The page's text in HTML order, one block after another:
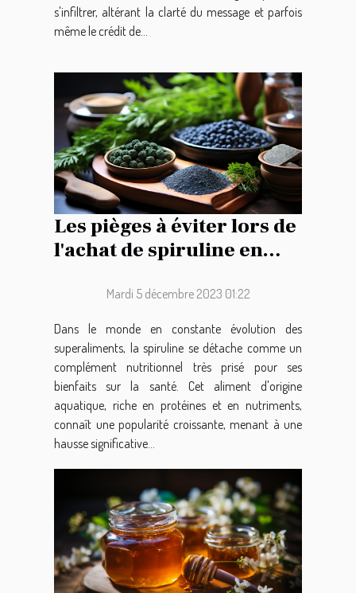
s'infiltrer, altérant la clarté du message et parfois
même le crédit de...
Les pièges à éviter lors de
l'achat de spiruline en
Mardi 5 décembre 2023 01:22
Dans le monde en constante évolution des
superaliments, la spiruline se détache comme un
complément nutritionnel très prisé pour ses
bienfaits sur la santé. Cet aliment d'origine
aquatique, riche en protéines et en nutriments,
connaît une popularité croissante, menant à une
hausse significative...